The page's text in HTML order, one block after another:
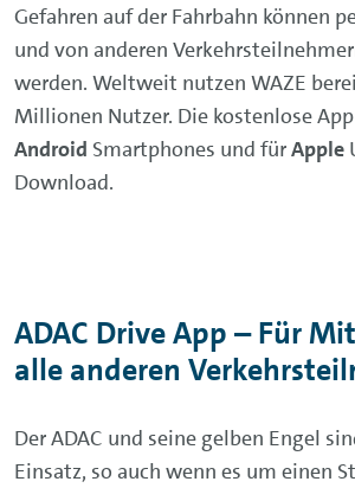
Gefahren auf der Fahrbahn können
und von anderen
werden. Weltweit nutzen WAZE
Millionen Nutzer. Die kostenlose
Android Smartphones und fürApple
Download.
ADAC Drive App – Für
alle anderen
Der ADAC und seine gelben Engel
Einsatz, so auch wenn es um einen